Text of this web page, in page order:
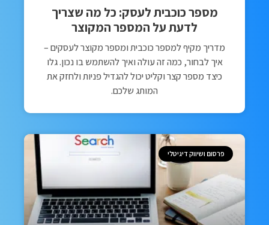
מספר כוכבית לעסק: כל מה שצריך
לדעת על המספר המקוצר
מדריך מקיף למספר כוכבית ומספר מקוצר לעסקים –
איך לבחור, כמה זה עולה ואיך להשתמש בו נכון. גלו
כיצד מספר קצר וקליט יכול להגדיל פניות ולחזק את
המותג שלכם.
פרסום ושיווק דיגיטלי